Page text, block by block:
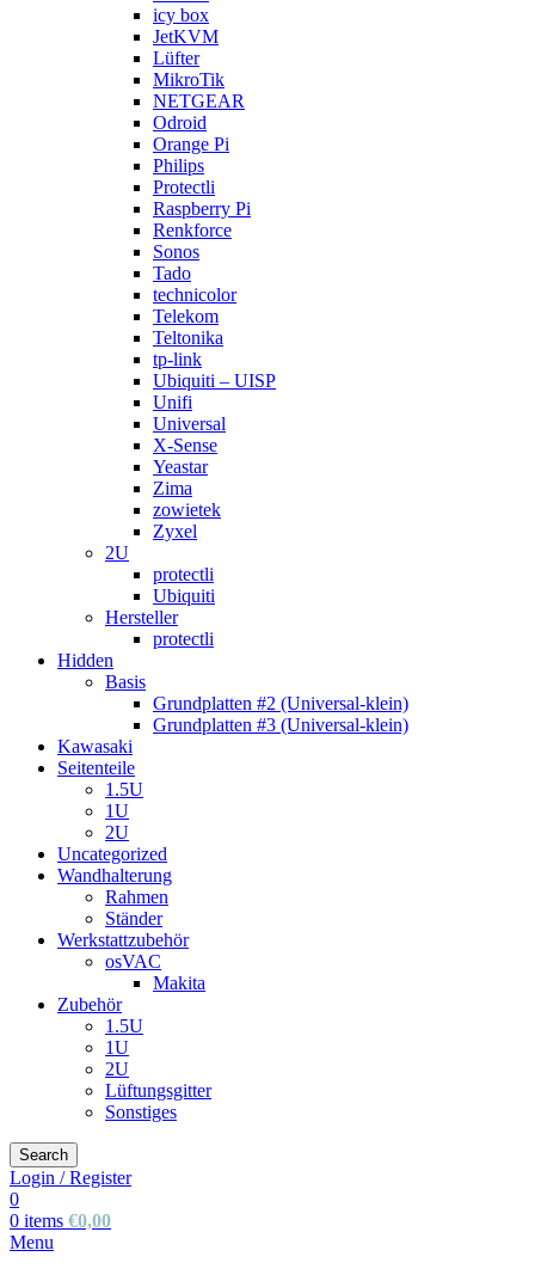
icy box
JetKVM
Lüfter
MikroTik
NETGEAR
Odroid
Orange Pi
Philips
Protectli
Raspberry Pi
Renkforce
Sonos
Tado
technicolor
Telekom
Teltonika
tp-link
Ubiquiti – UISP
Unifi
Universal
X-Sense
Yeastar
Zima
zowietek
Zyxel
2U
protectli
Ubiquiti
Hersteller
protectli
Hidden
Basis
Grundplatten #2 (Universal-klein)
Grundplatten #3 (Universal-klein)
Kawasaki
Seitenteile
1.5U
1U
2U
Uncategorized
Wandhalterung
Rahmen
Ständer
Werkstattzubehör
osVAC
Makita
Zubehör
1.5U
1U
2U
Lüftungsgitter
Sonstiges
Search
Login / Register
0
0 items €0,00
Menu